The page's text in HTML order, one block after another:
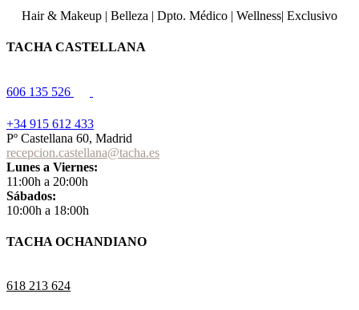
Hair & Makeup | Belleza | Dpto. Médico | Wellness| Exclusivo
TACHA CASTELLANA
606 135 526
+34 915 612 433
Pº Castellana 60, Madrid
recepcion.castellana@tacha.es
Lunes a Viernes:
11:00h a 20:00h
Sábados:
10:00h a 18:00h
TACHA OCHANDIANO
618 213 624